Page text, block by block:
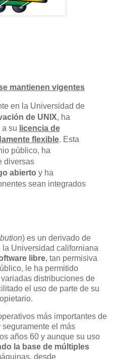
mantienen vigentes
en la Universidad de
de UNIX, ha
a su licencia de
flexible. Esta
público, ha
diversas
abierto y ha
sean integrados
) es un derivado de
Universidad californiana
libre, tan permisiva
le ha permitido
distribuciones de
el uso de parte de su
más importantes de
seguramente el más
años 60 y aunque su uso
la base de múltiples
desde